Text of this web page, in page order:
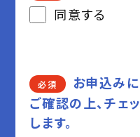
同意する
必須
お申込み
ご確認の上、チェ
します。